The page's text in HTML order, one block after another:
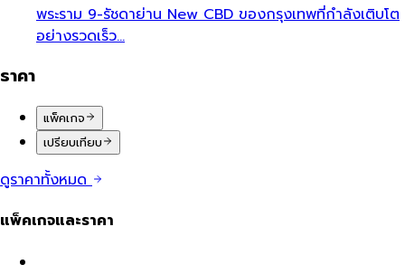
พระราม 9-รัชดาย่าน New CBD ของกรุงเทพที่กำลังเติบโต
อย่างรวดเร็ว…
ราคา
แพ็คเกจ
เปรียบเทียบ
ดูราคาทั้งหมด
แพ็คเกจและราคา